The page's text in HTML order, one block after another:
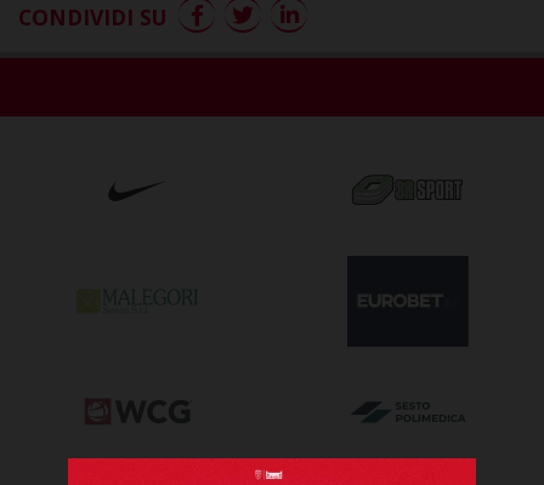
CONDIVIDI SU